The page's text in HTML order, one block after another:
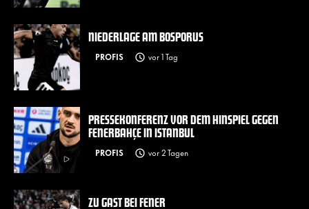
NIEDERLAGE AM BOSPORUS
PROFIS vor 1 Tag
PRESSEKONFERENZ VOR DEM HINSPIEL GEGEN
FENERBAHÇE IN ISTANBUL
PROFIS vor 2 Tagen
ZU GAST BEI FENER